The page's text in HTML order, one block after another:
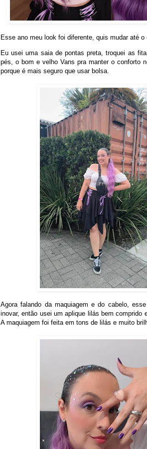
Esse ano meu look foi diferente, quis mudar até
Eu usei uma saia de pontas preta, troquei as
pés, o bom e velho Vans pra manter o conforto
porque é mais seguro que usar bolsa.
Agora falando da maquiagem e do cabelo,
inovar, então usei um aplique lilás bem
A maquiagem foi feita em tons de lilás e muito